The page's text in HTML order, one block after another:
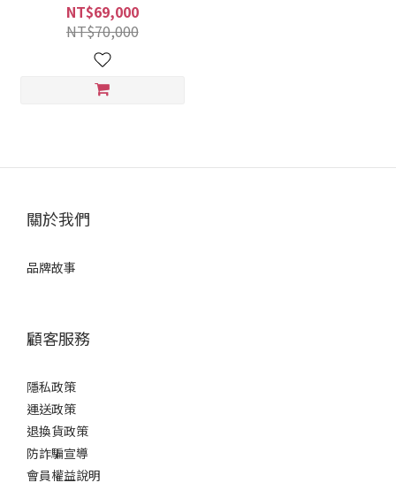
NT$69,000
NT$70,000
關於我們
品牌故事
顧客服務
隱私政策
運送政策
退換貨政策
防詐騙宣導
會員權益說明